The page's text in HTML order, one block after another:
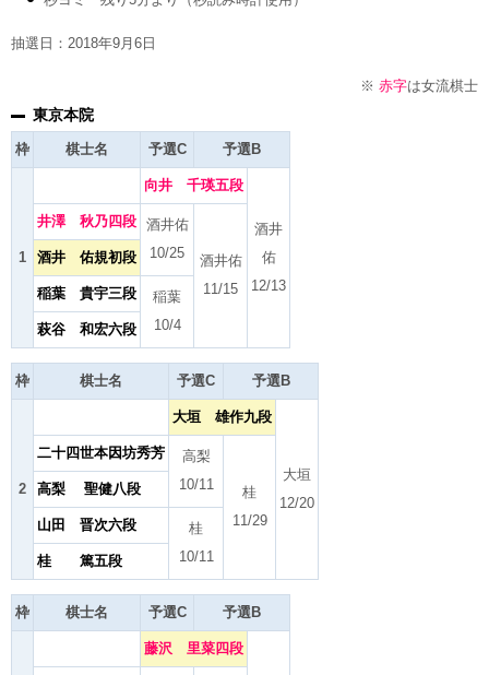
抽選日：2018年9月6日
※ 赤字は女流棋士
東京本院
枠 棋士名 予選C 予選B
1
向井 千瑛五段
酒井
佑
12/13
井澤 秋乃四段 酒井佑
10/25
酒井佑
11/15
酒井 佑規初段
稲葉 貴宇三段
稲葉
10/4
萩谷 和宏六段
枠 棋士名 予選C 予選B
2
大垣 雄作九段
大垣
12/20
二十四世本因坊秀芳
高梨
10/11
桂
11/29
高梨 聖健八段
山田 晋次六段
桂
10/11
桂 篤五段
枠 棋士名 予選C 予選B
藤沢 里菜四段